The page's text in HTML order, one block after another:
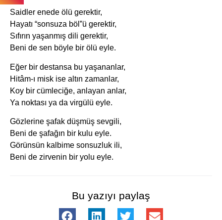
Saidler enede ölü gerektir,
Hayatı “sonsuza böl”ü gerektir,
Sıfırın yaşanmış dili gerektir,
Beni de sen böyle bir ölü eyle.
Eğer bir destansa bu yaşananlar,
Hitâm-ı misk ise altın zamanlar,
Koy bir cümleciğe, anlayan anlar,
Ya noktası ya da virgülü eyle.
Gözlerine şafak düşmüş sevgili,
Beni de şafağın bir kulu eyle.
Görünsün kalbime sonsuzluk ili,
Beni de zirvenin bir yolu eyle.
Bu yazıyı paylaş